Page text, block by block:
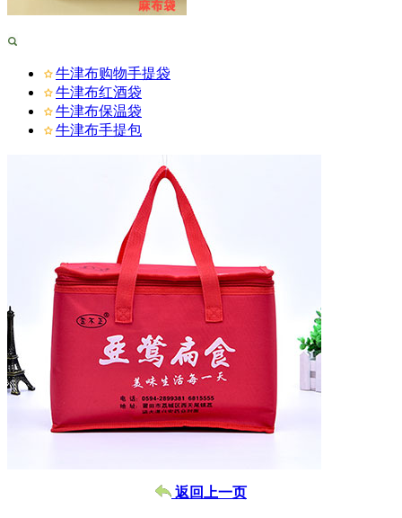
牛津布购物手提袋
牛津布红酒袋
牛津布保温袋
牛津布手提包
返回上一页